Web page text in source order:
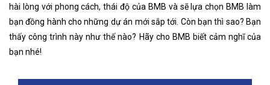
hài lòng với phong cách, thái độ của BMB và sẽ lựa chọn BMB làm
bạn đồng hành cho những dự án mới sắp tới. Còn bạn thì sao? Bạn
thấy công trình này như thế nào? Hãy cho BMB biết cảm nghĩ của
bạn nhé!